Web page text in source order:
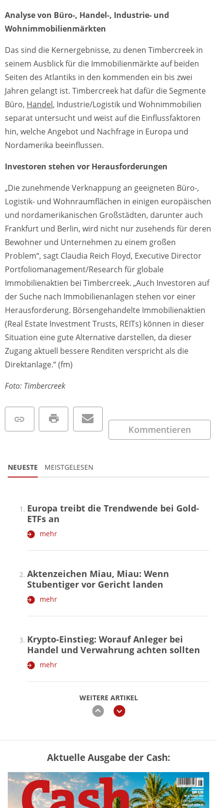
Analyse von Büro-, Handel-, Industrie- und
Wohnimmobilienmärkten
Das sind die Kernergebnisse, zu denen Timbercreek in
seinem Ausblick für die Immobilienmärkte auf beiden
Seiten des Atlantiks in den kommenden ein bis zwei
Jahren gelangt ist. Timbercreek hat dafür die Segmente
Büro, Handel, Industrie/Logistik und Wohnimmobilien
separat untersucht und weist auf die Einflussfaktoren
hin, welche Angebot und Nachfrage in Europa und
Nordamerika beeinflussen.
Investoren stehen vor Herausforderungen
„Die zunehmende Verknappung an geeigneten Büro-,
Logistik- und Wohnraumflächen in einigen europäischen
und nordamerikanischen Großstädten, darunter auch
Frankfurt und Berlin, wird nicht nur zusehends für deren
Bewohner und Unternehmen zu einem großen
Problem“, sagt Claudia Reich Floyd, Executive Director
Portfoliomanagement/Research für globale
Immobilienaktien bei Timbercreek. „Auch Investoren auf
der Suche nach Immobilienanlagen stehen vor einer
Herausforderung. Börsengehandelte Immobilienaktien
(Real Estate Investment Trusts, REITs) können in dieser
Situation eine gute Alternative darstellen, da dieser
Zugang aktuell bessere Renditen verspricht als die
Direktanlage.“ (fm)
Foto: Timbercreek
Kommentieren
NEUESTE MEISTGELESEN
WEITERE ARTIKEL
zurückweiter
Europa treibt die Trendwende bei Gold-
ETFs an
mehr
Aktenzeichen Miau, Miau: Wenn
Stubentiger vor Gericht landen
mehr
Krypto-Einstieg: Worauf Anleger bei
Handel und Verwahrung achten sollten
mehr
Vermieter-Zutritt: Wann Mieter
die Wohnung öffnen müssen
mehr
Aktuelle Ausgabe der Cash: